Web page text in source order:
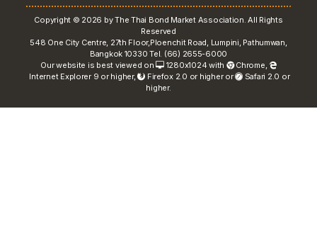
Copyright © 2026 by The Thai Bond Market Association. All Rights
Reserved
548 One City Centre, 27th Floor,Ploenchit Road, Lumpini, Pathumwan,
Bangkok 10330 Tel. (66) 2655-6000
Our website is best viewed on
1280x1024 with Chrome,
Internet Explorer 9 or higher,
Firefox 2.0 or higher or
Safari 2.0 or
higher.